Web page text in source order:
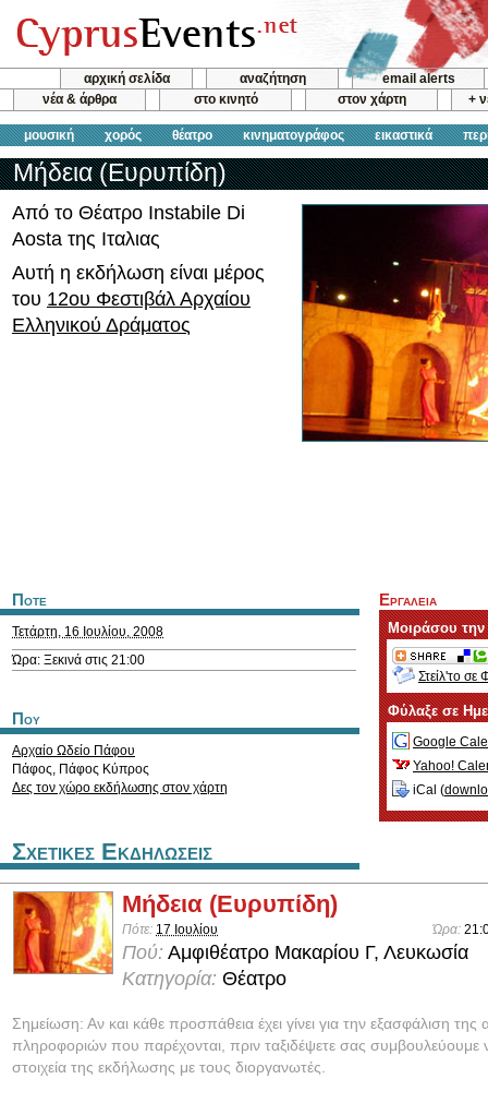
αρχική σελίδα αναζήτηση
email alerts
νέα & άρθρα
στο κινητό στον χάρτη +
μουσική χορός θέατρο κινηματογράφος εικαστικά
Μήδεια (Ευρυπίδη)
Από το Θέατρο Instabile Di
Aosta της Ιταλιας
Αυτή η εκδήλωση είναι μέρος
του 12ου Φεστιβάλ Αρχαίου
Ελληνικού Δράματος
Ποτε
Τετάρτη, 16 Ιουλίου, 2008
Ώρα: Ξεκινά στις 21:00
Που
Αρχαίο Ωδείο Πάφου
Πάφος, Πάφος Κύπρος
Δες τον χώρο εκδήλωσης στον χάρτη
Εργαλεια
Μοιράσου
Στείλ'το σε
Φύλαξε σε
Google
Yahoo!
iCal (
Σχετικες Εκδηλωσεις
Μήδεια (Ευρυπίδη)
Πότε: 17 Ιουλίου Ώρα:
Πού: Αμφιθέατρο Μακαρίου Γ, Λευκωσία
Κατηγορία: Θέατρο
Σημείωση: Αν και κάθε προσπάθεια έχει γίνει για την εξασφάλιση της
πληροφοριών που παρέχονται, πριν ταξιδέψετε σας συμβουλεύουμε
στοιχεία της εκδήλωσης με τους διοργανωτές.